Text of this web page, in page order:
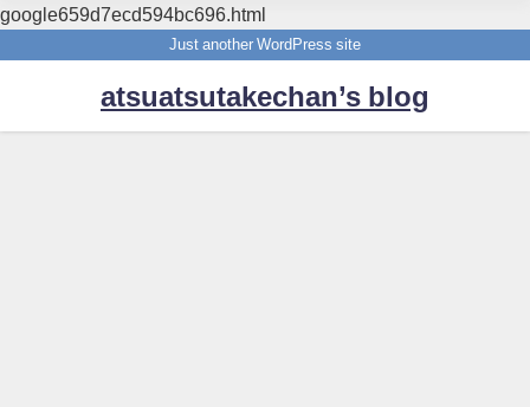
google659d7ecd594bc696.html
Just another WordPress site
atsuatsutakechan’s blog